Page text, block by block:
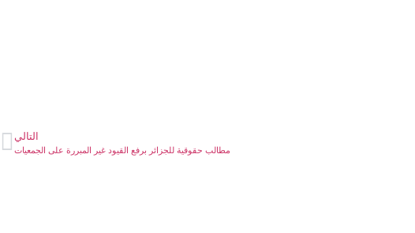
التالي
مطالب حقوقية للجزائر برفع القيود غير المبررة على الجمعيات